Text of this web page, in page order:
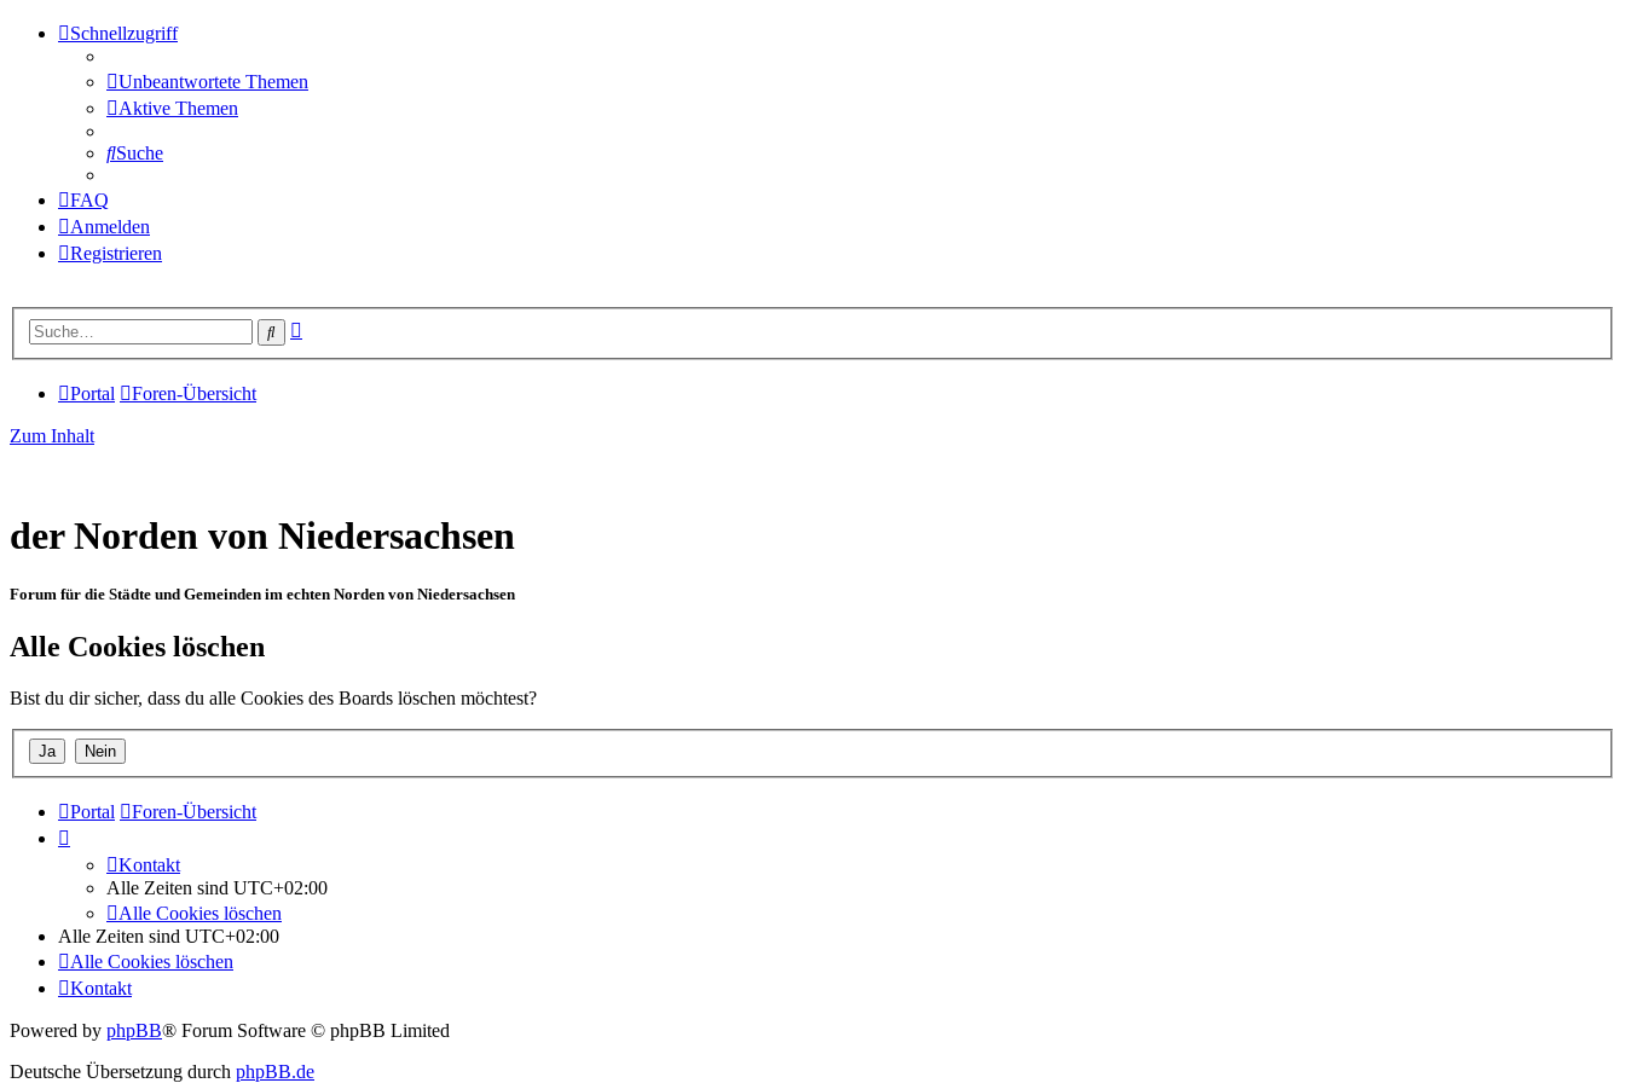
Schnellzugriff
Unbeantwortete Themen
Aktive Themen
Suche
FAQ
Anmelden
Registrieren
Suche
Portal Foren-Übersicht
Zum Inhalt
der Norden von Niedersachsen
Forum für die Städte und Gemeinden im echten Norden von Niedersachsen
Alle Cookies löschen
Bist du dir sicher, dass du alle Cookies des Boards löschen möchtest?
Portal Foren-Übersicht
Kontakt
Alle Zeiten sind UTC+02:00
Alle Cookies löschen
Alle Zeiten sind UTC+02:00
Alle Cookies löschen
Kontakt
Powered by phpBB® Forum Software © phpBB Limited
Deutsche Übersetzung durch phpBB.de